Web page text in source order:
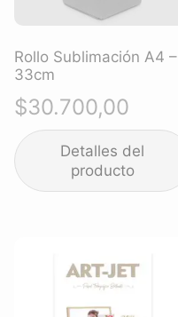
Rollo Sublimación A4 –
33cm
$30.700,00